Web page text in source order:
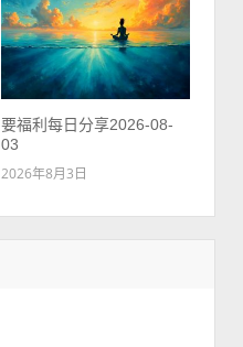
要福利每日分享2026-08-
03
2026年8月3日